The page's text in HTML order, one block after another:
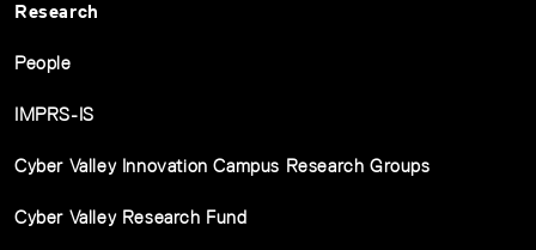
Research
People
IMPRS-IS
Cyber Valley Innovation Campus Research Groups
Cyber Valley Research Fund